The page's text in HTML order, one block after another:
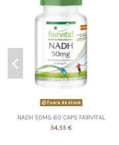
Fuera de stock
NADH 50MG 60 CAPS FAIRVITAL
54,55 €